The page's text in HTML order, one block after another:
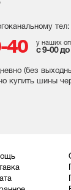
тел:
40 у наших
с 9-00 до
(без
купить шины